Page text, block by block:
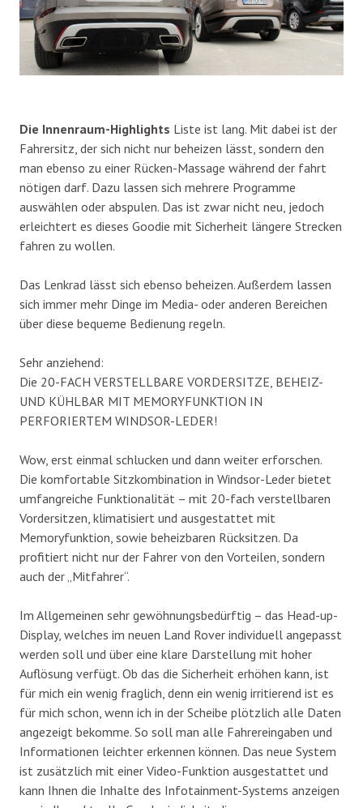
Die Innenraum-Highlights Liste ist lang. Mit dabei ist der
Fahrersitz, der sich nicht nur beheizen lässt, sondern den
man ebenso zu einer Rücken-Massage während der fahrt
nötigen darf. Dazu lassen sich mehrere Programme
auswählen oder abspulen. Das ist zwar nicht neu, jedoch
erleichtert es dieses Goodie mit Sicherheit längere Strecken
fahren zu wollen.
Das Lenkrad lässt sich ebenso beheizen. Außerdem lassen
sich immer mehr Dinge im Media- oder anderen Bereichen
über diese bequeme Bedienung regeln.
Sehr anziehend:
Die 20-FACH VERSTELLBARE VORDERSITZE, BEHEIZ-
UND KÜHLBAR MIT MEMORYFUNKTION IN
PERFORIERTEM WINDSOR-LEDER!
Wow, erst einmal schlucken und dann weiter erforschen.
Die komfortable Sitzkombination in Windsor-Leder bietet
umfangreiche Funktionalität – mit 20-fach verstellbaren
Vordersitzen, klimatisiert und ausgestattet mit
Memoryfunktion, sowie beheizbaren Rücksitzen. Da
profitiert nicht nur der Fahrer von den Vorteilen, sondern
auch der „Mitfahrer“.
Im Allgemeinen sehr gewöhnungsbedürftig – das Head-up-
Display, welches im neuen Land Rover individuell angepasst
werden soll und über eine klare Darstellung mit hoher
Auflösung verfügt. Ob das die Sicherheit erhöhen kann, ist
für mich ein wenig fraglich, denn ein wenig irritierend ist es
für mich schon, wenn ich in der Scheibe plötzlich alle Daten
angezeigt bekomme. So soll man alle Fahrereingaben und
Informationen leichter erkennen können. Das neue System
ist zusätzlich mit einer Video-Funktion ausgestattet und
kann Ihnen die Inhalte des Infotainment-Systems anzeigen